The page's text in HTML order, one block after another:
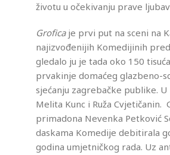
životu u očekivanju prave
Groficaje prvi put na sceni na
najizvođenijih Komedijinih
gledalo ju je tada oko 150
prvakinje domaćeg glazbeno-
sjećanju zagrebačke publike.
Melita Kunc i Ruža
primadona Nevenka Petković
daskama Komedije debitirala
godina umjetničkog rada. Uz